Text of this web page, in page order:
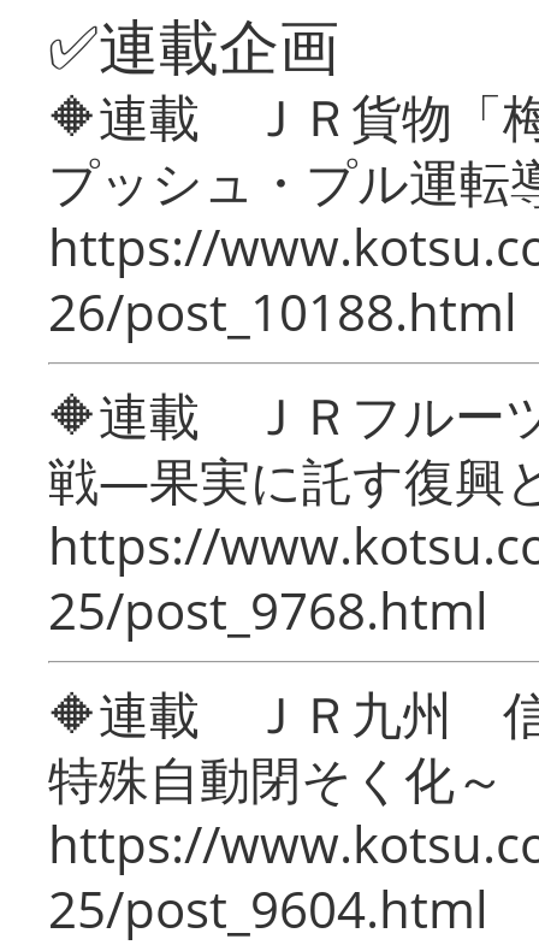
✅連載企画
🔶連載 ＪＲ貨物「
プッシュ・プル運転
https://
26/post_10188.html
🔶連載 ＪＲフルー
戦―果実に託す復興
https://
25/post_9768.html
🔶連載 ＪＲ九州 信
特殊自動閉そく化～
https://
25/post_9604.html